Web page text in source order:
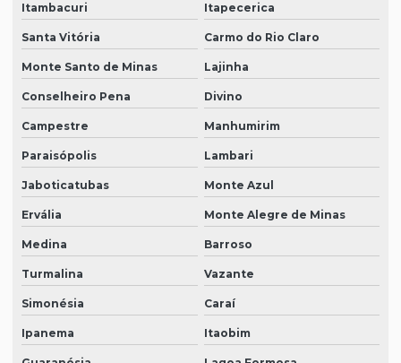
Itambacuri Itapecerica
Santa Vitória Carmo do Rio Claro
Monte Santo de Minas Lajinha
Conselheiro Pena Divino
Campestre Manhumirim
Paraisópolis Lambari
Jaboticatubas Monte Azul
Ervália Monte Alegre de Minas
Medina Barroso
Turmalina Vazante
Simonésia Caraí
Ipanema Itaobim